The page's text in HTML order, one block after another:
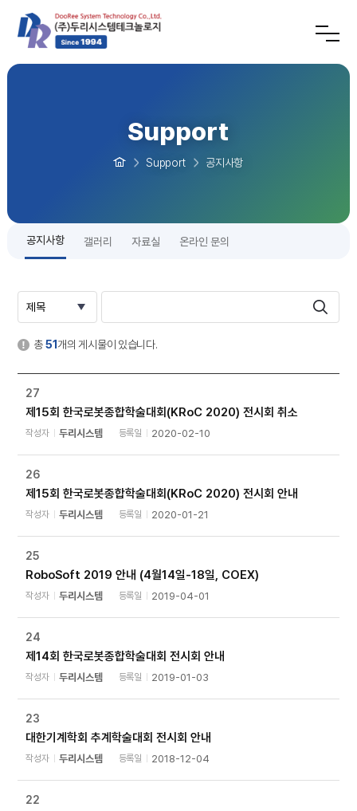
Support
Support 공지사항
공지사항 갤러리 자료실 온라인 문의
총51 개의 게시물이 있습니다.
27
제15회 한국로봇종합학술대회(KRoC 2020) 전시회 취소
작성자 두리시스템 등록일 2020-02-10
26
제15회 한국로봇종합학술대회(KRoC 2020) 전시회 안내
작성자 두리시스템 등록일 2020-01-21
25
RoboSoft 2019 안내 (4월14일-18일, COEX)
작성자 두리시스템 등록일 2019-04-01
24
제14회 한국로봇종합학술대회 전시회 안내
작성자 두리시스템 등록일 2019-01-03
23
대한기계학회 추계학술대회 전시회 안내
작성자 두리시스템 등록일 2018-12-04
22